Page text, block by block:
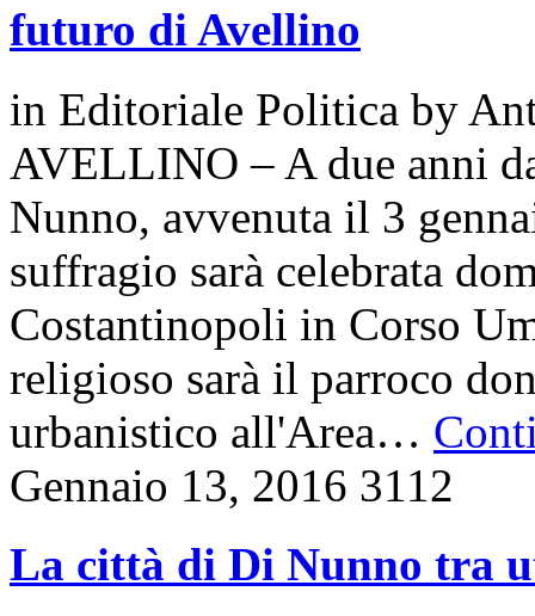
futuro di Avellino
in Editoriale Politica by
AVELLINO – A due anni
Nunno, avvenuta il 3
suffragio sarà celebrata
Costantinopoli in Corso
religioso sarà il parroco
urbanistico all'Area…
Gennaio 13, 2016 3112
La città di Di Nunno tra